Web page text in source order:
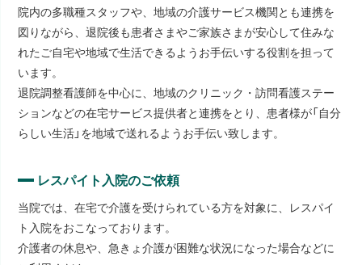
院内の多職種スタッフや、地域の介護サービス機関とも連携を
図りながら、退院後も患者さまやご家族さまが安心して住みな
れたご自宅や地域で生活できるようお手伝いする役割を担って
います。
退院調整看護師を中心に、地域のクリニック・訪問看護ステー
ションなどの在宅サービス提供者と連携をとり、患者様が「自分
らしい生活」を地域で送れるようお手伝い致します。
レスパイト入院のご依頼
当院では、在宅で介護を受けられている方を対象に、レスパイ
ト入院をおこなっております。
介護者の休息や、急きょ介護が困難な状況になった場合などに